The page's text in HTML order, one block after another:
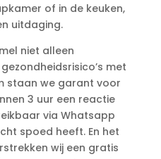
of in de keuken,
uitdaging.​
niet alleen
met
staan we garant voor
3 uur een reactie
via Whatsapp
spoed heeft.​ En het
wij een gratis